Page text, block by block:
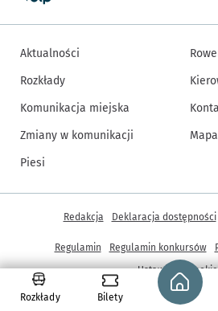
Rozkłady Bilety
Strona
Aktualności
Rozkłady
Komunikacja miejska
Zmiany w komunikacji
Piesi
© Copyright 2005-2026, ARAW
Inne informacje
Redakcja Deklaracja dostępności
Regulamin Regulamin konkursów
Ustawienia